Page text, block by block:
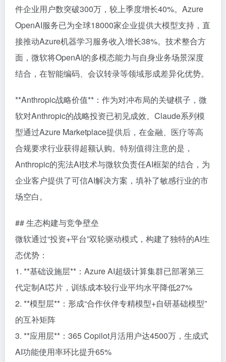
件企业用户数突破300万，较上季度增长40%。Azure
OpenAI服务已为全球18000家企业提供大模型支持，直
接推动Azure机器学习服务收入增长38%。技术整合方
面，微软将OpenAI的多模态能力与自身业务场景深度
结合，在智能编码、会议转录等领域形成差异化优势。
**Anthropic战略价值**：作为对冲布局的关键棋子，微
软对Anthropic的战略投资已初见成效。Claude系列模
型通过Azure Marketplace提供后，在金融、医疗等高
合规要求行业获得超额认购。特别值得注意的是，
Anthropic的宪法AI技术与微软负责任AI框架的结合，为
企业客户提供了可信AI解决方案，填补了敏感行业的市
场空白。
## 生态构建与竞争壁垒
微软通过“投资+平台”双轮驱动模式，构建了独特的AI生
态优势：
1. **基础设施层**：Azure AI超级计算集群已部署第三
代定制AI芯片，训练成本较行业平均水平降低27%
2. **模型层**：形成“合作伙伴专精模型+自研基础模型”
的互补矩阵
3. **应用层**：365 Copilot月活用户达4500万，生成式
AI功能使用率环比提升65%